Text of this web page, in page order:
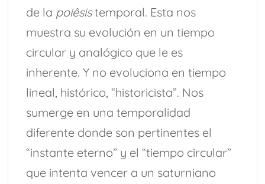
de la poiêsistemporal. Esta nos
muestra su evolución en un tiempo
circular y analógico que le es
inherente. Y no evoluciona en tiempo
lineal, histórico, “historicista”. Nos
sumerge en una temporalidad
diferente donde son pertinentes el
“instante eterno” y el “tiempo circular”
que intenta vencer a un saturniano